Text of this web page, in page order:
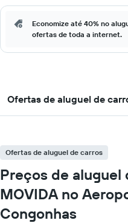
Economize até 40% no
ofertas de toda a internet.
Ofertas de aluguel de
Ofertas de aluguel de carros
Preços de aluguel
MOVIDA no
Congonhas